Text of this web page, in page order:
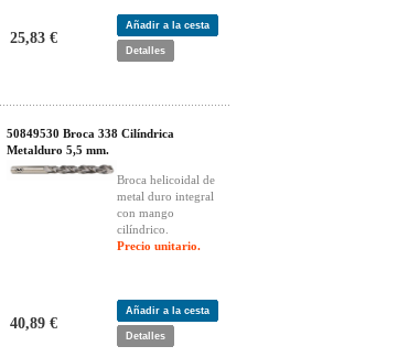
25,83 €
Añadir a la cesta
Detalles
50849530 Broca 338 Cilíndrica
Metalduro 5,5 mm.
Broca helicoidal de
metal duro integral
con mango
cilíndrico.
Precio unitario.
40,89 €
Añadir a la cesta
Detalles